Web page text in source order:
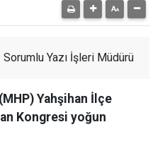
Sorumlu Yazı İşleri Müdürü
Yahşihan İlçe
Kongresi yoğun